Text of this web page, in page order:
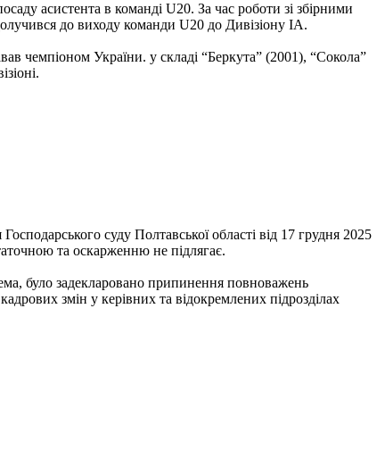
асистента в команді U20. За час роботи зі збірними
до виходу команди U20 до Дивізіону ІА.
чемпіоном України. у складі “Беркута” (2001), “Сокола”
суду Полтавської області від 17 грудня 2025
та оскарженню не підлягає.
було задекларовано припинення повноважень
змін у керівних та відокремлених підрозділах